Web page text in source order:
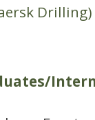
Drilling)